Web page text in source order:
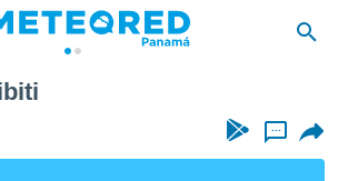
...